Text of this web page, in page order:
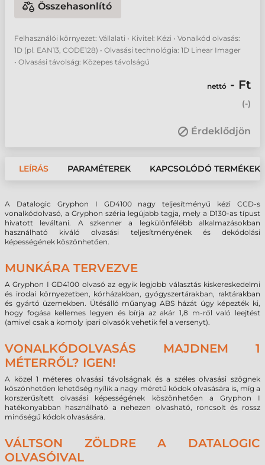
Összehasonlító
Felhasználói környezet: Vállalati • Kivitel: Kézi • Vonalkód olvasás:
1D (pl. EAN13, CODE128) • Olvasási technológia: 1D Linear Imager
• Olvasási távolság: Közepes távolságú
nettó - Ft
(-)
Érdeklődjön
LEÍRÁS PARAMÉTEREK KAPCSOLÓDÓ TERMÉKEK
A Datalogic Gryphon I GD4100 nagy teljesítményű kézi CCD-s
vonalkódolvasó, a Gryphon széria legújabb tagja, mely a D130-as típust
hivatott leváltani. A szkenner a legkülönfélébb alkalmazásokban
használható kiváló olvasási teljesítményének és dekódolási
képességének köszönhetően.
MUNKÁRA TERVEZVE
A Gryphon I GD4100 olvasó az egyik legjobb választás kiskereskedelmi
és irodai környezetben, kórházakban, gyógyszertárakban, raktárakban
és gyártó üzemekben. Ütésálló műanyag ABS házát úgy képezték ki,
hogy fogása kellemes legyen és bírja az akár 1,8 m-ről való leejtést
(amivel csak a komoly ipari olvasók vehetik fel a versenyt).
VONALKÓDOLVASÁS MAJDNEM 1
MÉTERRŐL? IGEN!
A közel 1 méteres olvasási távolságnak és a széles olvasási szögnek
köszönhetően lehetőség nyílik a nagy méretű kódok olvasására is, míg a
korszerűsített olvasási képességének köszönhetően a Gryphon I
hatékonyabban használható a nehezen olvasható, roncsolt és rossz
minőségű kódok olvasására.
VÁLTSON ZÖLDRE A DATALOGIC
OLVASÓIVAL